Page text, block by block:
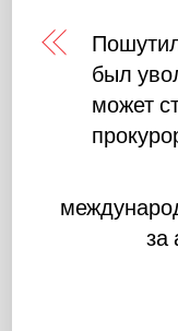
был
может
за